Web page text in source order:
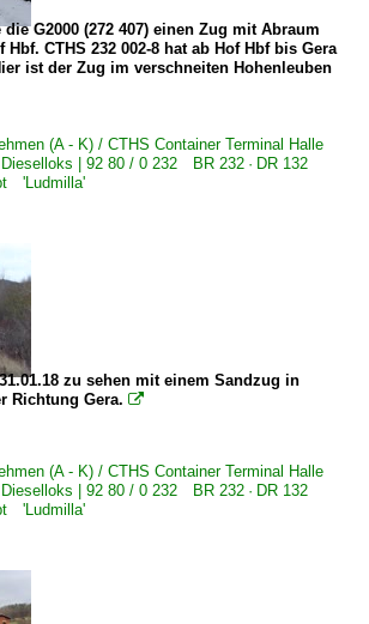
086 · DR 86.1
DR 95.0/1 preuß. T20
Schmalspur
752 · 7501-7528 sächs. IK Nr 1-54
92 80
201 DR V 100.1
202 DR 112 · DR 110 DR V 100.1
203 DR 110 Umbau DR V 100.1 Private
204 · DR 110 DR V 100
212 DB V 100.20
218
218 Lokportraits
218 Private
die G2000 (272 407) einen Zug mit Abraum
CTHS 232 002-8 hat ab Hof Hbf bis Gera
ist der Zug im verschneiten Hohenleuben
(A - K) / CTHS Container Terminal Halle
Dieselloks | 92 80 / 0 232 BR 232 · DR 132
'Ludmilla'
zu sehen mit einem Sandzug in
Richtung Gera. 
(A - K) / CTHS Container Terminal Halle
Dieselloks | 92 80 / 0 232 BR 232 · DR 132
'Ludmilla'